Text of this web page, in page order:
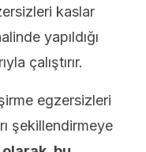
kaslar
yapıldığı
çalıştırır.
egzersizleri
şekillendirmeye